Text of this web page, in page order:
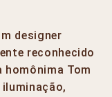
designer
reconhecido
homônima Tom
iluminação,